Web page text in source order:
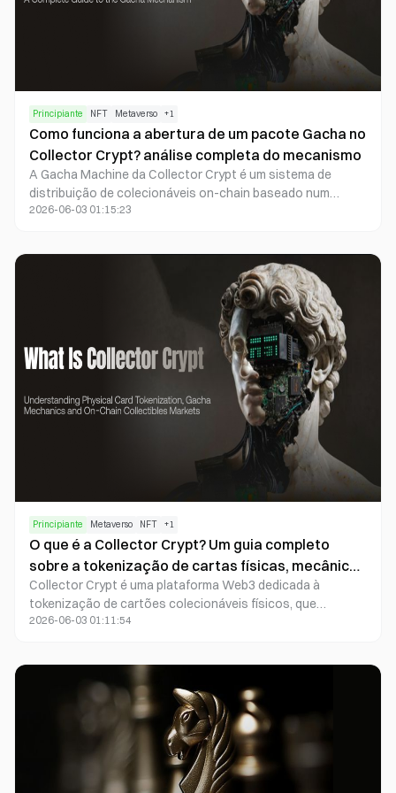
Principiante NFT Metaverso +1
Como funciona a abertura de um pacote Gacha no
Collector Crypt? análise completa do mecanismo
A Gacha Machine da Collector Crypt é um sistema de
distribuição de colecionáveis on-chain baseado num
mecanismo de recompensa aleatório. Quando um
níveis de raridade, de acordo com probabilidades
predefinidas. Cada NFT corresponde a uma carta física
guardada em segurança no Vault. A experiência completa
combina a emoção da abertura de pacotes de cartas
tradicionais com a gestão da posse de NFT e a liquidez do
mercado on-chain.
2026-06-03 01:15:23
Principiante Metaverso NFT +1
O que é a Collector Crypt? Um guia completo
sobre a tokenização de cartas físicas, mecânicas
Gacha e o mercado de colecionáveis on-chain.
Collector Crypt é uma plataforma Web3 dedicada à
tokenização de cartões colecionáveis físicos, que
transforma cartões físicos certificados e custodiados em
abertura de pacotes Gacha e um mercado on-chain, o que
proporciona maior liquidez e acesso à negociação global
ao mercado tradicional de cartões colecionáveis.
2026-06-03 01:11:54